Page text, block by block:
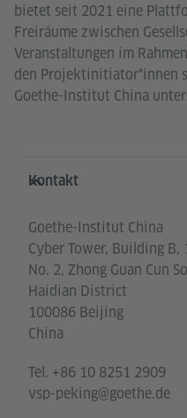
bietet seit 2021 eine
Freiräume zwischen
Veranstaltungen im
den Projektinitiator*innen
Goethe-Institut China
Service- und
Kontakt
Goethe-Institut China
Cyber Tower, Building B,
No. 2, Zhong Guan Cun
Haidian District
100086 Beijing
China
Tel. +86 10 8251 2909
vsp-peking@goethe.de